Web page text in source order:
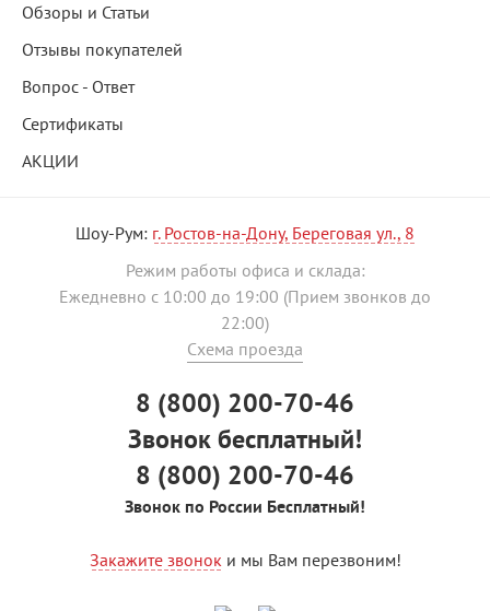
Обзоры и Статьи
Отзывы покупателей
Вопрос - Ответ
Сертификаты
АКЦИИ
Шоу-Рум: г. Ростов-на-Дону, Береговая ул., 8
Режим работы офиса и склада:
Ежедневно с 10:00 до 19:00 (Прием звонков до
22:00)
Схема проезда
8 (800) 200-70-46
Звонок бесплатный!
8 (800) 200-70-46
Звонок по России Бесплатный!
Закажите звоноки мы Вам перезвоним!